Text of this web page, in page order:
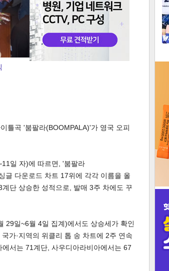
텍스 텍스 url 복 인쇄
틀곡 '붐팔라(BOOMPALA)'가 영국 오피
일 자)에 따르면, '붐팔라
글 다운로드 차트 17위에 각각 이름을 올
단 상승한 성적으로, 발매 3주 차에도 꾸
29일~6월 4일 집계)에서도 상승세가 확인
가·지역의 위클리 톱 송 차트에 2주 연속
서는 71계단, 사우디아라비아에서는 67
2